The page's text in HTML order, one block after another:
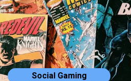
Social Gaming